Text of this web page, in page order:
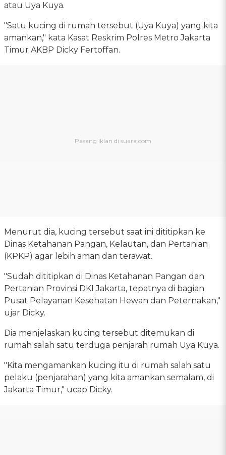
atau Uya Kuya.
"Satu kucing di rumah tersebut (Uya Kuya) yang kita
amankan," kata Kasat Reskrim Polres Metro Jakarta
Timur AKBP Dicky Fertoffan.
Menurut dia, kucing tersebut saat ini dititipkan ke
Dinas Ketahanan Pangan, Kelautan, dan Pertanian
(KPKP) agar lebih aman dan terawat.
"Sudah dititipkan di Dinas Ketahanan Pangan dan
Pertanian Provinsi DKI Jakarta, tepatnya di bagian
Pusat Pelayanan Kesehatan Hewan dan Peternakan,"
ujar Dicky.
Dia menjelaskan kucing tersebut ditemukan di
rumah salah satu terduga penjarah rumah Uya Kuya.
"Kita mengamankan kucing itu di rumah salah satu
pelaku (penjarahan) yang kita amankan semalam, di
Jakarta Timur," ucap Dicky.